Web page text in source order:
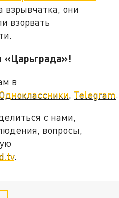
взрывчатка, они
взорвать
«Царьграда»!
в
Одноклассники Telegram
с нами,
вопросы,
.